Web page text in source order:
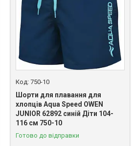
750-10
Шорти для плавання для
хлопців Aqua Speed OWEN
JUNIOR 62892 синій Діти 104-
116 см 750-10
Готово до відправки